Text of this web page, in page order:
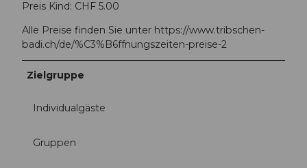
Preis Kind: CHF 5.00
Alle Preise finden Sie unter https://www.tribschen-
badi.ch/de/%C3%B6ffnungszeiten-preise-2
Zielgruppe
Individualgäste
Gruppen